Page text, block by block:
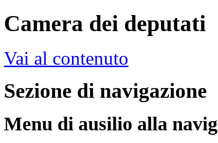
Camera dei deputati
Vai al contenuto
Sezione di navigazione
Menu di ausilio alla